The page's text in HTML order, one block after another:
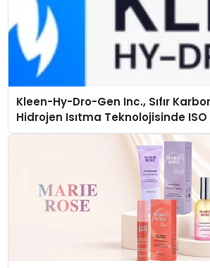
Kleen-Hy-Dro-Gen Inc., Sıfır
Hidrojen Isıtma Teknolojisinde ISO
Düzenleyici Onaylarını Aldı